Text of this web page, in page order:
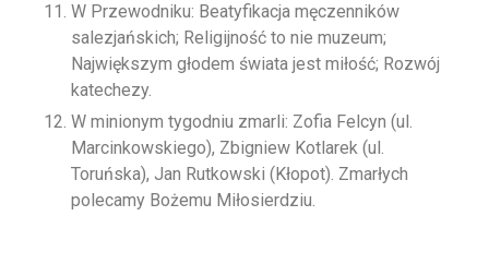
W Przewodniku: Beatyfikacja męczenników
salezjańskich; Religijność to nie muzeum;
Największym głodem świata jest miłość; Rozwój
katechezy.
W minionym tygodniu zmarli: Zofia Felcyn (ul.
Marcinkowskiego), Zbigniew Kotlarek (ul.
Toruńska), Jan Rutkowski (Kłopot). Zmarłych
polecamy Bożemu Miłosierdziu.